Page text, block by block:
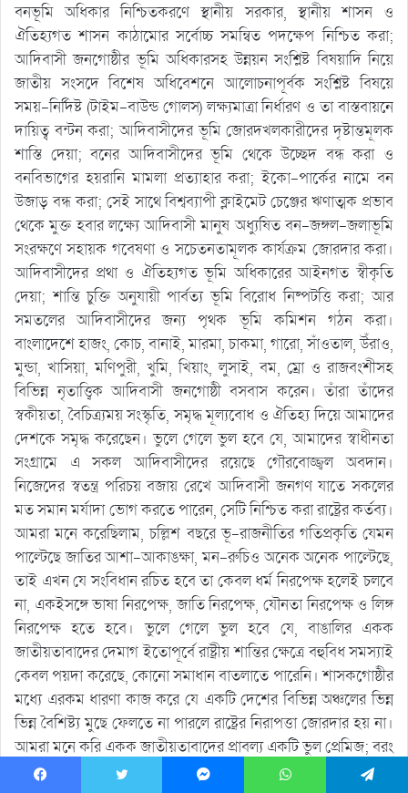
বনভূমি অধিকার নিশ্চিতকরণে স্থানীয় সরকার, স্থানীয় শাসন ও
ঐতিহ্যগত শাসন কাঠামোর সর্বোচ্চ সমন্বিত পদক্ষেপ নিশ্চিত করা;
আদিবাসী জনগোষ্ঠীর ভূমি অধিকারসহ উন্নয়ন সংশ্লিষ্ট বিষয়াদি নিয়ে
জাতীয় সংসদে বিশেষ অধিবেশনে আলোচনাপূর্বক সংশ্লিষ্ট বিষয়ে
সময়-নির্দিষ্ট (টাইম-বাউন্ড গোলস) লক্ষ্যমাত্রা নির্ধারণ ও তা বাস্তবায়নে
দায়িত্ব বন্টন করা; আদিবাসীদের ভূমি জোরদখলকারীদের দৃষ্টান্তমূলক
শাস্তি দেয়া; বনের আদিবাসীদের ভূমি থেকে উচ্ছেদ বন্ধ করা ও
বনবিভাগের হয়রানি মামলা প্রত্যাহার করা; ইকো-পার্কের নামে বন
উজাড় বন্ধ করা; সেই সাথে বিশ্বব্যাপী ক্লাইমেট চেঞ্জের ঋণাত্মক প্রভাব
থেকে মুক্ত হবার লক্ষ্যে আদিবাসী মানুষ অধ্যুষিত বন-জঙ্গল-জলাভূমি
সংরক্ষণে সহায়ক গবেষণা ও সচেতনতামূলক কার্যক্রম জোরদার করা।
আদিবাসীদের প্রথা ও ঐতিহ্যগত ভূমি অধিকারের আইনগত স্বীকৃতি
দেয়া; শান্তি চুক্তি অনুযায়ী পার্বত্য ভূমি বিরোধ নিষ্পটত্তি করা; আর
সমতলের আদিবাসীদের জন্য পৃথক ভূমি কমিশন গঠন করা।
বাংলাদেশে হাজং, কোচ, বানাই, মারমা, চাকমা, গারো, সাঁওতাল, উঁরাও,
মুন্ডা, খাসিয়া, মণিপুরী, খুমি, খিয়াং, লুসাই, বম, ম্রো ও রাজবংশীসহ
বিভিন্ন নৃতাত্ত্বিক আদিবাসী জনগোষ্ঠী বসবাস করেন। তাঁরা তাঁদের
স্বকীয়তা, বৈচিত্র্যময় সংস্কৃতি, সমৃদ্ধ মূল্যবোধ ও ঐতিহ্য দিয়ে আমাদের
দেশকে সমৃদ্ধ করেছেন। ভুলে গেলে ভুল হবে যে, আমাদের স্বাধীনতা
সংগ্রামে এ সকল আদিবাসীদের রয়েছে গৌরবোজ্জ্বল অবদান।
নিজেদের স্বতন্ত্র পরিচয় বজায় রেখে আদিবাসী জনগণ যাতে সকলের
মত সমান মর্যাদা ভোগ করতে পারেন, সেটি নিশ্চিত করা রাষ্ট্রের কর্তব্য।
আমরা মনে করেছিলাম, চল্লিশ বছরে ভূ-রাজনীতির গতিপ্রকৃতি যেমন
পাল্টেছে জাতির আশা-আকাঙক্ষা, মন-রুচিও অনেক অনেক পাল্টেছে,
তাই এখন যে সংবিধান রচিত হবে তা কেবল ধর্ম নিরপেক্ষ হলেই চলবে
না, একইসঙ্গে ভাষা নিরপেক্ষ, জাতি নিরপেক্ষ, যৌনতা নিরপেক্ষ ও লিঙ্গ
নিরপেক্ষ হতে হবে। ভুলে গেলে ভুল হবে যে, বাঙালির একক
জাতীয়তাবাদের দেমাগ ইতোপূর্বে রাষ্ট্রীয় শান্তির ক্ষেত্রে বহুবিধ সমস্যাই
কেবল পয়দা করেছে, কোনো সমাধান বাতলাতে পারেনি। শাসকগোষ্ঠীর
মধ্যে এরকম ধারণা কাজ করে যে একটি দেশের বিভিন্ন অঞ্চলের ভিন্ন
ভিন্ন বৈশিষ্ট্য মুছে ফেলতে না পারলে রাষ্ট্রের নিরাপত্তা জোরদার হয় না।
আমরা মনে করি একক জাতীয়তাবাদের প্রাবল্য একটি ভুল প্রেমিজ; বরং
একটি দেশের জনবিন্যাস, ঐতিহ্য, ভাষা ও কৃষ্টির বহুমুখী বিচিত্র রূপই